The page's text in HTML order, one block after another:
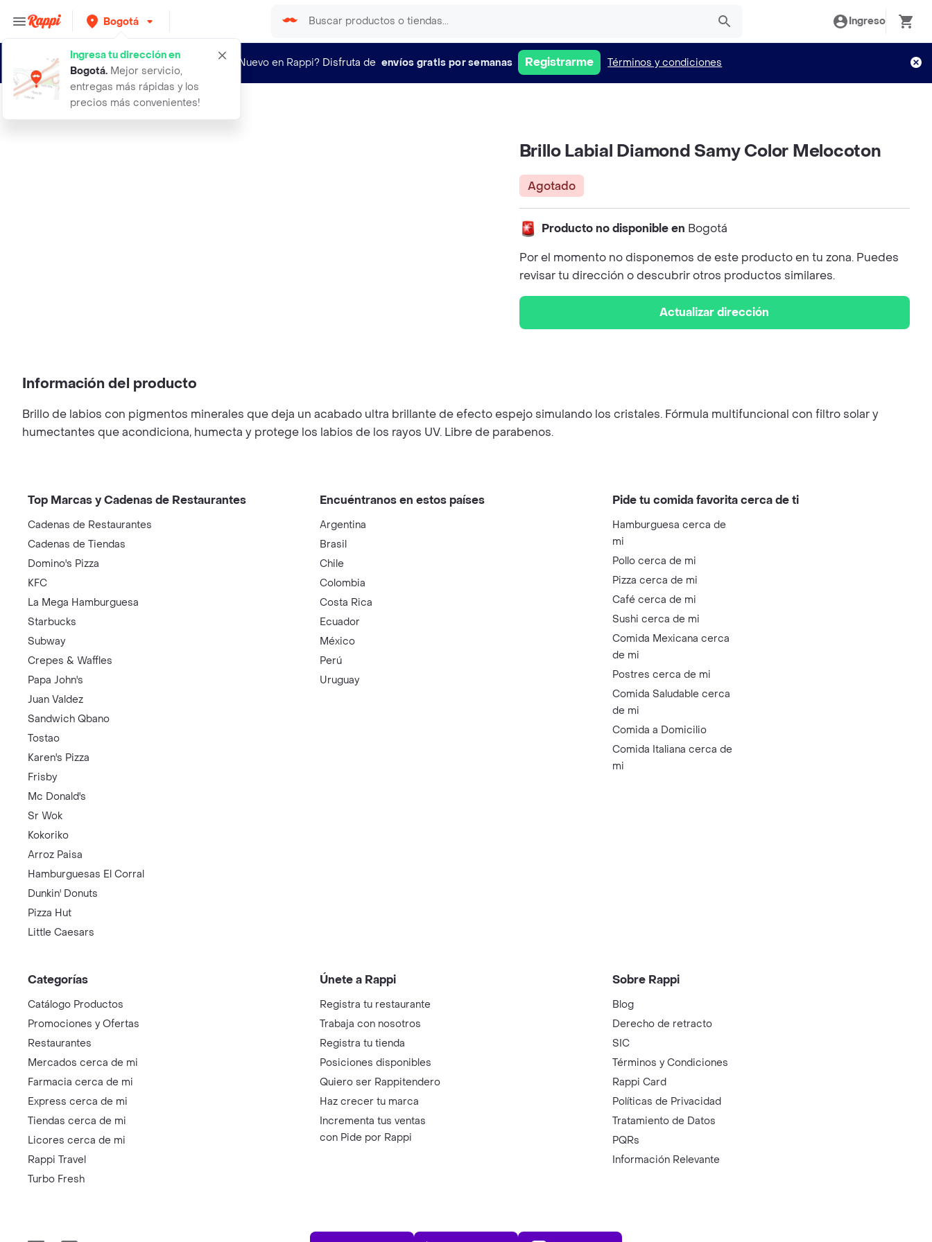
Bogotá
Ingresa tu dirección en
Bogotá. Mejor servicio,
entregas más rápidas y los
precios más convenientes!
Ingreso
¿Nuevo en Rappi? Disfruta de envíos gratis por semanas Registrarme Términos y condiciones
brillo labial diamond samy color me
Brillo Labial Diamond Samy Color Melocoton
Agotado
Producto no disponible en Bogotá
Por el momento no disponemos de este producto en tu zona. Puedes
revisar tu dirección o descubrir otros productos similares.
Actualizar dirección
Información del producto
Brillo de labios con pigmentos minerales que deja un acabado ultra brillante de efecto espejo simulando los cristales. Fórmula multifuncional con filtro solar y
humectantes que acondiciona, humecta y protege los labios de los rayos UV. Libre de parabenos.
Top Marcas y Cadenas de Restaurantes
Cadenas de Restaurantes
Cadenas de Tiendas
Domino's Pizza
KFC
La Mega Hamburguesa
Starbucks
Subway
Crepes & Waffles
Papa John's
Juan Valdez
Sandwich Qbano
Tostao
Karen's Pizza
Frisby
Mc Donald's
Sr Wok
Kokoriko
Arroz Paisa
Hamburguesas El Corral
Dunkin' Donuts
Pizza Hut
Little Caesars
Encuéntranos en estos países
Argentina
Brasil
Chile
Colombia
Costa Rica
Ecuador
México
Perú
Uruguay
Pide tu comida favorita cerca de ti
Hamburguesa cerca de
mi
Pollo cerca de mi
Pizza cerca de mi
Café cerca de mi
Sushi cerca de mi
Comida Mexicana cerca
de mi
Postres cerca de mi
Comida Saludable cerca
de mi
Comida a Domicilio
Comida Italiana cerca de
mi
Categorías
Catálogo Productos
Promociones y Ofertas
Restaurantes
Mercados cerca de mi
Farmacia cerca de mi
Express cerca de mi
Tiendas cerca de mi
Licores cerca de mi
Rappi Travel
Turbo Fresh
Únete a Rappi
Registra tu restaurante
Trabaja con nosotros
Registra tu tienda
Posiciones disponibles
Quiero ser Rappitendero
Haz crecer tu marca
Incrementa tus ventas
con Pide por Rappi
Sobre Rappi
Blog
Derecho de retracto
SIC
Términos y Condiciones
Rappi Card
Políticas de Privacidad
Tratamiento de Datos
PQRs
Información Relevante
App Store Play Store AppGallery